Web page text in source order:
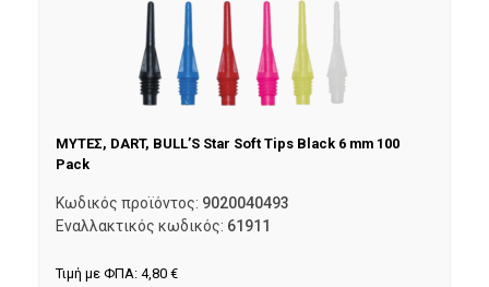
ΜΥΤΕΣ, DART, BULL’S Star Soft Tips Black 6 mm 100
Pack
Κωδικός προϊόντος: 9020040493
Εναλλακτικός κωδικός: 61911
Τιμή με ΦΠΑ: 4,80 €